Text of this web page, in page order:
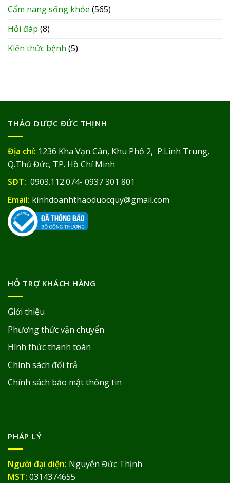
Cẩm nang sống khỏe (565)
Hỏi đáp (8)
Kiến thức bệnh (5)
THẢO DƯỢC ĐỨC THỊNH
Địa chỉ: 1236 Kha Vạn Cân, Khu Phố 2, P.Linh Trung,
Q.Thủ Đức, TP. Hồ Chí Minh
SĐT: 0903.112.074- 0937 301 801
Email: kinhdoanhthaoduocquy@gmail.com
HỖ TRỢ KHÁCH HÀNG
Giới thiệu
Phương thức vận chuyển
Hình thức thanh toán
Chính sách đổi trả
Chính sách bảo mật thông tin
PHÁP LÝ
Người đại diện: Nguyễn Đức Thịnh
MST: 0314374655